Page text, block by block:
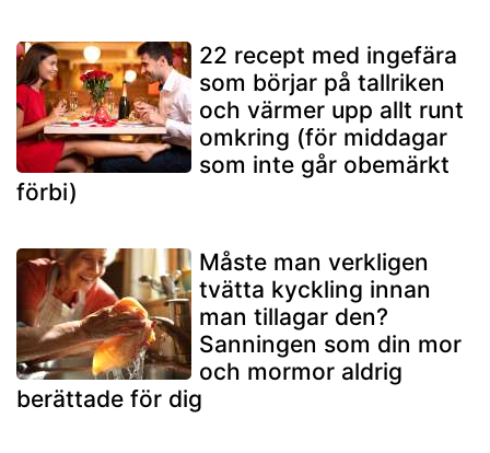
22 recept med ingefära
som börjar på tallriken
och värmer upp allt runt
omkring (för middagar
som inte går obemärkt
förbi)
Måste man verkligen
tvätta kyckling innan
man tillagar den?
Sanningen som din mor
och mormor aldrig
berättade för dig